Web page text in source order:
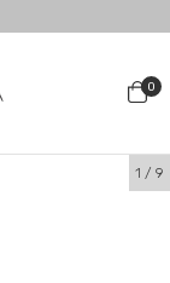
0
1 / 9